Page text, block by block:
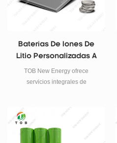
Baterías De Iones De
Litio Personalizadas A
La Venta
TOB New Energy ofrece
servicios integrales de
paquetes de baterías ESS
industriales. Se especializa en
estructuras cilíndricas,